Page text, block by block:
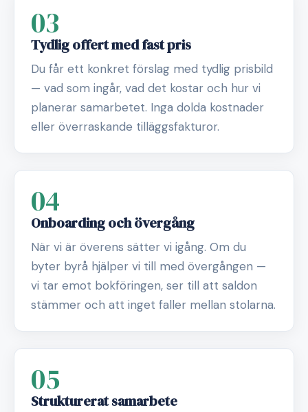
03
Tydlig offert med fast pris
Du får ett konkret förslag med tydlig prisbild
— vad som ingår, vad det kostar och hur vi
planerar samarbetet. Inga dolda kostnader
eller överraskande tilläggsfakturor.
04
Onboarding och övergång
När vi är överens sätter vi igång. Om du
byter byrå hjälper vi till med övergången —
vi tar emot bokföringen, ser till att saldon
stämmer och att inget faller mellan stolarna.
05
Strukturerat samarbete